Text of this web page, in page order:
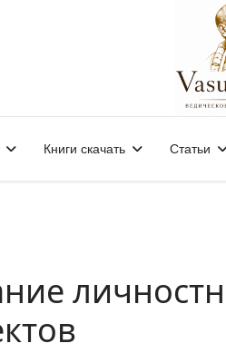
Книги скачать Статьи